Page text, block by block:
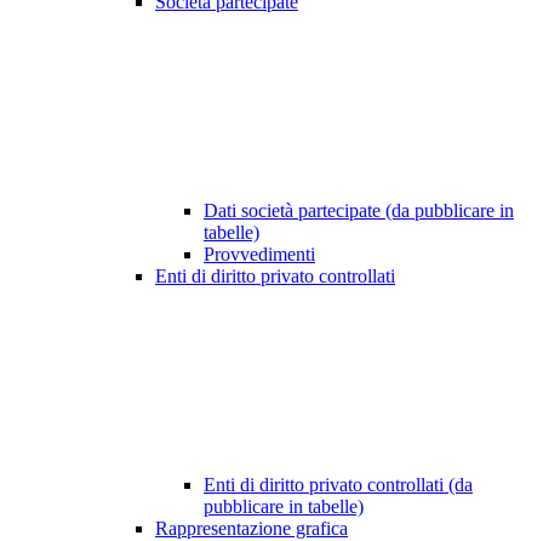
Dati società partecipate (da pubblicare in
tabelle)
Provvedimenti
Enti di diritto privato controllati
Enti di diritto privato controllati (da
pubblicare in tabelle)
Rappresentazione grafica